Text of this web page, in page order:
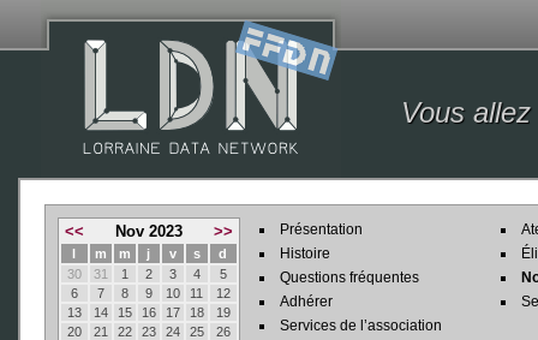
Vous
<< Nov 2023 >>
l m m j v s
d
30
31 1 2 3 4
5
6
7 8 9 10 11
12
13
14 15 16 17 18
19
20
21 22 23 24 25
26
Présentation
Histoire
Questions fréquentes
Adhérer
Services de l’association